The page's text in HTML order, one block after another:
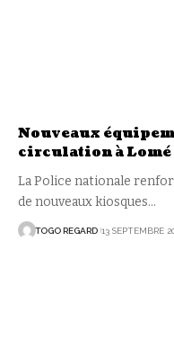
Nouveaux
circulation à Lomé
La Police nationale
de nouveaux kiosques…
TOGO REGARD 13 SEPTEMBRE